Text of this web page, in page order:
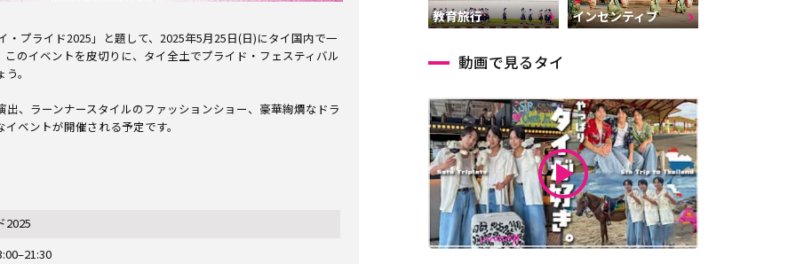
プライド2025」と題して、2025年5月25日(日)にタイ国内で一
のイベントを皮切りに、タイ全土でプライド・フェスティバル
。
、ラーンナースタイルのファッションショー、豪華絢爛なドラ
ベントが開催される予定です。
2025
教育旅行 インセンティブ
動画で見るタイ